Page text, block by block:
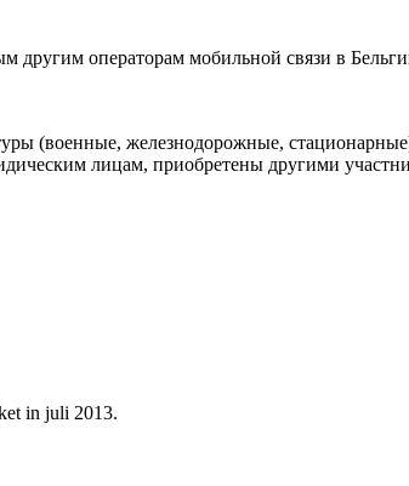
другим операторам мобильной связи в
(военные, железнодорожные,
лицам, приобретены другими
in juli 2013.